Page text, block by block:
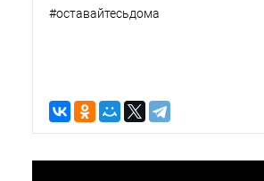
#оставайтесьдома